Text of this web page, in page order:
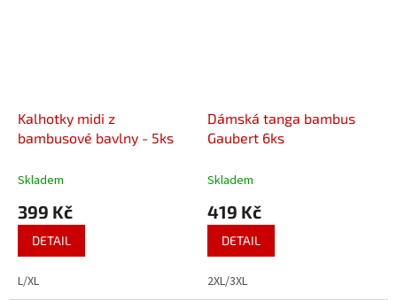
Kalhotky midi z
bambusové bavlny - 5ks
Skladem
399 Kč
DETAIL
L/XL
Dámská tanga bambus
Gaubert 6ks
Skladem
419 Kč
DETAIL
2XL/3XL